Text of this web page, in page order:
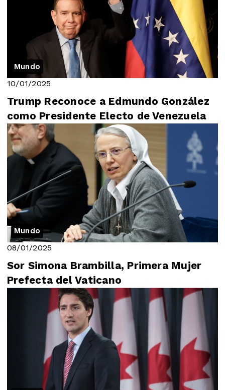
Mundo
10/01/2025
Trump Reconoce a Edmundo González
como Presidente Electo de Venezuela
Mundo
08/01/2025
Sor Simona Brambilla, Primera Mujer
Prefecta del Vaticano